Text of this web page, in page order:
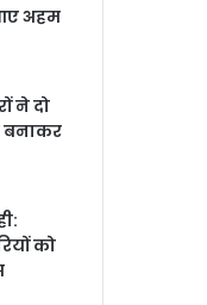
अहम
ने दो
बनाकर
को